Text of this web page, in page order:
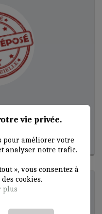
vie privée.
pour améliorer votre
analyser notre trafic.
», vous consentez à
cookies.
plus